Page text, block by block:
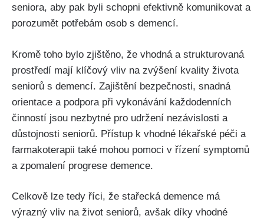
seniora, aby pak byli schopni efektivně komunikovat a
porozumět potřebám osob s demencí.
Kromě toho bylo zjištěno, že vhodná a strukturovaná
prostředí mají klíčový vliv na zvýšení kvality života
seniorů s demencí. Zajištění bezpečnosti, snadná
orientace a podpora při vykonávání každodenních
činností jsou nezbytné pro udržení nezávislosti a
důstojnosti seniorů. Přístup k vhodné lékařské péči a
farmakoterapii také mohou pomoci v řízení symptomů
a zpomalení progrese demence.
Celkově lze tedy říci, že stařecká demence má
výrazný vliv na život seniorů, avšak díky vhodné